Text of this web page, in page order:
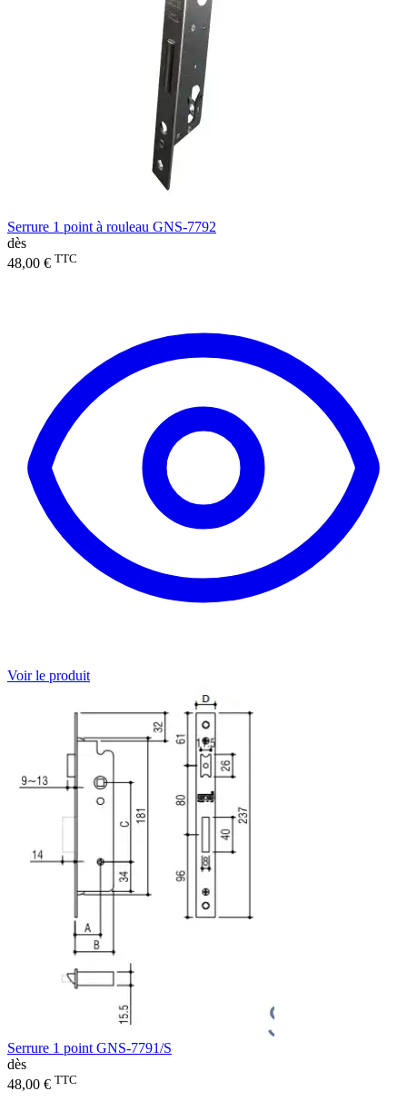
Serrure 1 point à rouleau GNS-7792
dès
48,00 € TTC
Voir le produit
Serrure 1 point GNS-7791/S
dès
48,00 € TTC